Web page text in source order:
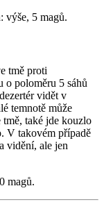
výše, 5 magů.
tmě proti
o poloměru 5 sáhů
vidět v
temnotě může
také jde kouzlo
V takovém případě
vidění, ale jen
magů.